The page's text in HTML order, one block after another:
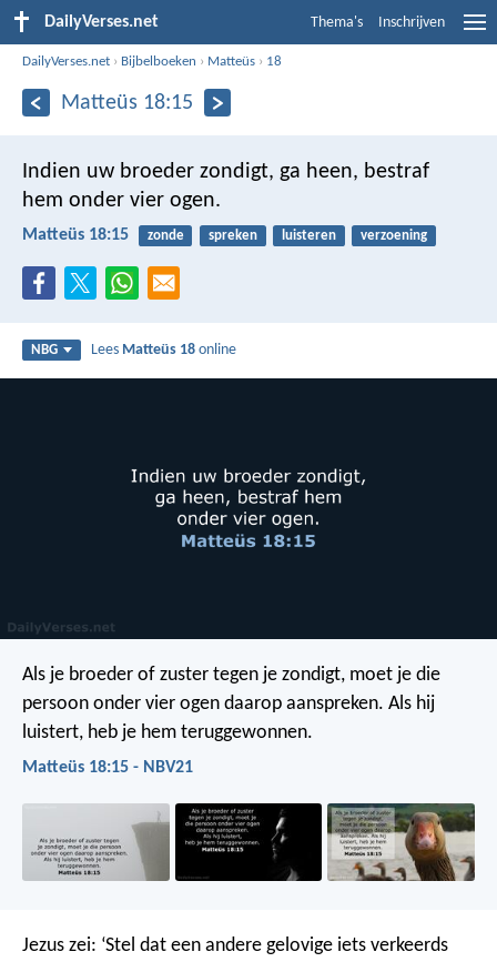
DailyVerses.net Thema's Inschrijven
DailyVerses.net › Bijbelboeken › Matteüs › 18
Matteüs 18:15
Indien uw broeder zondigt, ga heen, bestraf
hem onder vier ogen.
Matteüs 18:15 zonde spreken luisteren verzoening
NBG Lees Matteüs 18 online
Als je broeder of zuster tegen je zondigt, moet je die
persoon onder vier ogen daarop aanspreken. Als hij
luistert, heb je hem teruggewonnen.
Matteüs 18:15 - NBV21
Jezus zei: ‘Stel dat een andere gelovige iets verkeerds